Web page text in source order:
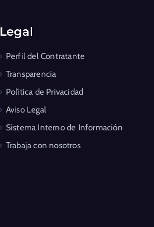
Legal
Perfil del Contratante
Transparencia
Política de Privacidad
Aviso Legal
Sistema Interno de Información
Trabaja con nosotros